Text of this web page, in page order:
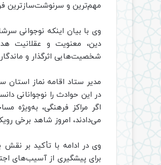
مهم‌ترین و سرنوشت‌سازترین
وی با بیان اینکه نوجوانی
دین، معنویت و عقلانیت
شخصیت‌هایی اثرگذار و
مدیر ستاد اقامه نماز استان
در این حوادث را نوجوانانی
اگر مراکز فرهنگی، به‌ویژه
می‌دادند، امروز شاهد برخی
وی در ادامه با تأکید بر نقش
برای پیشگیری از آسیب‌های